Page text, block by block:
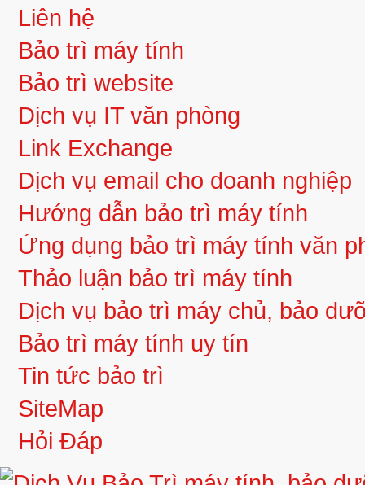
Liên hệ
Bảo trì máy tính
Bảo trì website
Dịch vụ IT văn phòng
Link Exchange
Dịch vụ email cho doanh nghiệp
Hướng dẫn bảo trì máy tính
Ứng dụng bảo trì máy tính văn
Thảo luận bảo trì máy tính
Dịch vụ bảo trì máy chủ, bảo
Bảo trì máy tính uy tín
Tin tức bảo trì
SiteMap
Hỏi Đáp